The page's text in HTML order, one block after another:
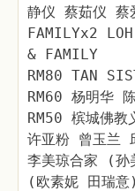
静仪 蔡茹仪 蔡
FAMILYx2
& FAMILY
RM80 TAN
RM60 杨明华
RM50 槟城佛
许亚粉 曾玉兰
李美琼合家 (
(欧素妮 田瑞